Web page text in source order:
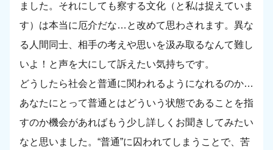
ました。それにしても察する文化（と私は捉えていま
す）は本当に厄介だな…と改めて思わされます。異な
る人間同士、相手の考えや思いを汲み取るなんて難し
いよ！と声を大にして訴えたい気持ちです。
どうしたら社会と普通に関われるようになれるのか…
あなたにとって普通とはどういう状態であることを指
すのか機会があればもう少し詳しくお聞きしてみたい
なと思いました。“普通”に囚われてしまうことで、苦